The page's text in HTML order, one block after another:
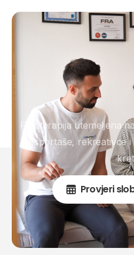
Fizioterapija utemeljena
Za sportaše, rekreativce
Provjeri